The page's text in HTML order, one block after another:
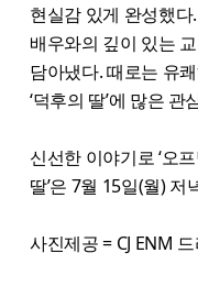
현실감 있게 완성했
배우와의 깊이 있는
담아냈다. 때로는 유
‘덕후의 딸’에 많은
신선한 이야기로 ‘오
딸’은 7월 15일(월)
사진제공 = CJ ENM